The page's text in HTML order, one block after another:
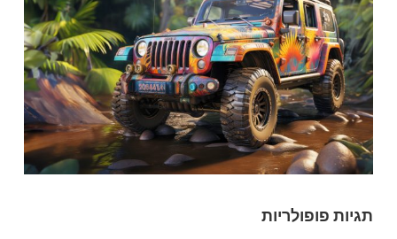
תגיות פופולריות